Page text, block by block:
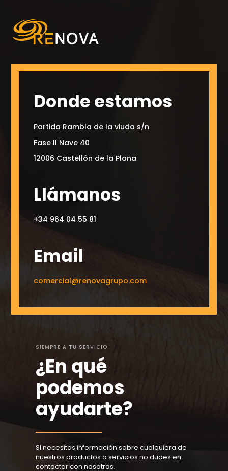
SIEMPRE A TU SERVICIO
¿En qué
podemos
ayudarte?
Si necesitas información sobre cualquiera de
nuestros productos o servicios no dudes en
contactar con nosotros.
Donde estamos
Partida Rambla de la viuda s/n
Fase II Nave 40
12006 Castellón de la Plana
Llámanos
+34 964 04 55 81
Email
comercial@renovagrupo.com